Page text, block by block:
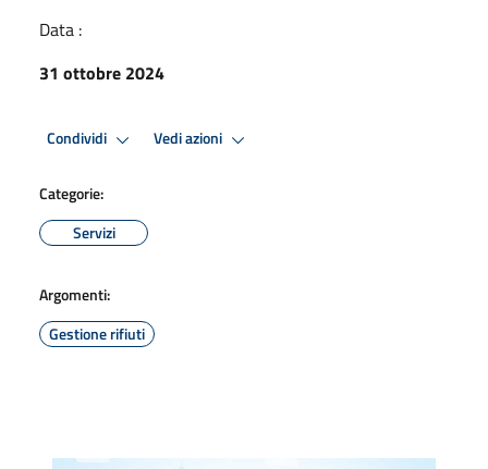
Data :
31 ottobre 2024
Condividi Vedi azioni
Categorie:
Servizi
Argomenti:
Gestione rifiuti